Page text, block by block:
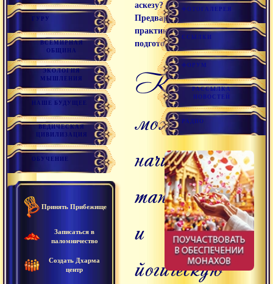
ГУРУ
ВСЕМИРНАЯ
ОБЩИНА
ЭКОЛОГИЯ
МЫШЛЕНИЯ
НАШЕ БУДУЩЕЕ
ВЕДИЧЕСКАЯ
ЦИВИЛИЗАЦИЯ
ОБУЧЕНИЕ
Принять Прибежище
Записаться в
паломничество
Создать Дхарма
центр
аскезу?
Предварительные
практики и
подготовка
Когда
можно
начинать
тапасью
и
йогическую
ФОТОГАЛЕРЕЯ
ССЫЛКИ
ФОРУМ
РАССЫЛКА
НОВОСТЕЙ
РАДИО